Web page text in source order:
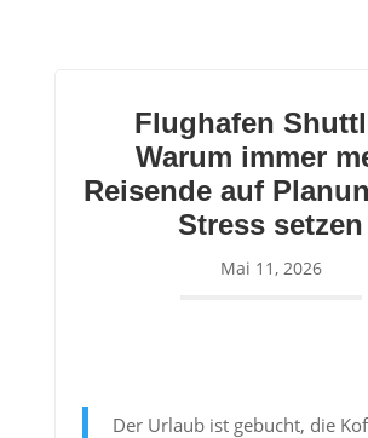
Flughafen
Warum immer
Reisende auf
Stress setzen
Mai 11, 2026
Der Urlaub ist gebucht, die